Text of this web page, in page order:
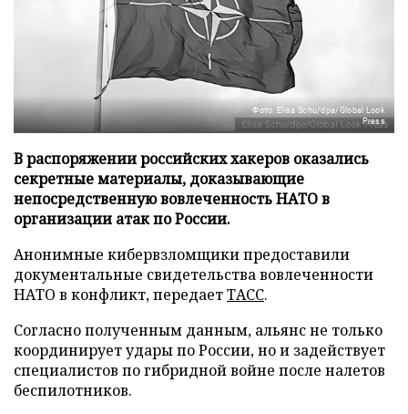
Фото: Elisa Schu/dpa/Global Look
Press
В распоряжении российских хакеров оказались
секретные материалы, доказывающие
непосредственную вовлеченность НАТО в
организации атак по России.
Анонимные кибервзломщики предоставили
документальные свидетельства вовлеченности
НАТО в конфликт, передаетТАСС.
Согласно полученным данным, альянс не только
координирует удары по России, но и задействует
специалистов по гибридной войне после налетов
беспилотников.